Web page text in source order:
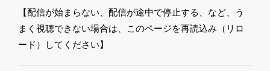
【配信が始まらない、配信が途中で停止する、など、う
まく視聴できない場合は、このページを再読込み（リロ
ード）してください】